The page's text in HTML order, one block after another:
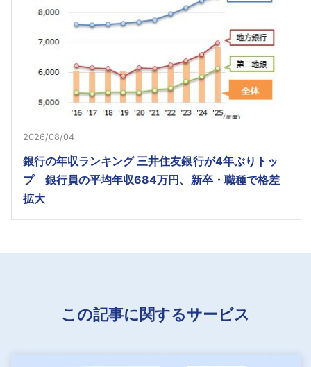
2026/08/04
銀行の年収ランキング 三井住友銀行が4年ぶりトッ
プ 銀行員の平均年収684万円、新卒・職種で格差
拡大
この記事に関するサービス